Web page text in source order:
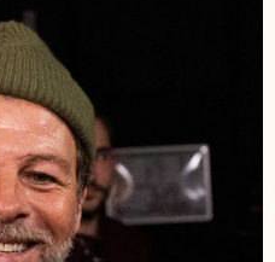
cérémonie des "NRJ
Music Awards" au
Palais des Festivals à
Cannes, le 12
novembre 2016. ©
Christophe Aubert via
Bestimage